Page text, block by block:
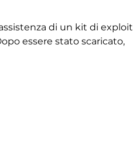
di un kit di exploit
essere stato scaricato,